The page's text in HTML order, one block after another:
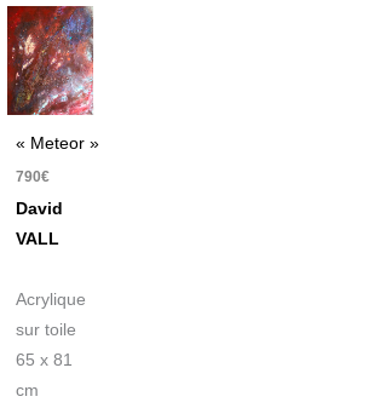
« Meteor »
790€
David
VALL
Acrylique
sur toile
65 x 81
cm